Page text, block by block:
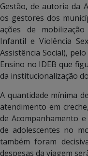
Gestão, de autoria da
os gestores dos
ações de
Infantil e Violência
Assistência Social),
Ensino no IDEB que
da institucionalização
A quantidade mínima
atendimento em
de Acompanhamento
de adolescentes no
também foram
despesas da viagem